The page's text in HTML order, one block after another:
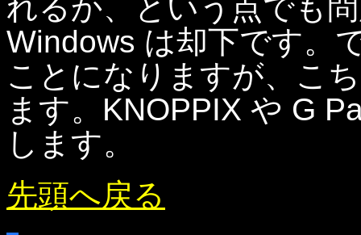
れるか、という点でも
Windows は却下です。
ことになりますが、こ
ます。KNOPPIX や G
します。
先頭へ戻る